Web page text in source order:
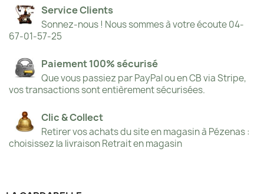
Service Clients
Sonnez-nous ! Nous sommes à votre écoute 04-
67-01-57-25
Paiement 100% sécurisé
Que vous passiez par PayPal ou en CB via Stripe,
vos transactions sont entièrement sécurisées.
Clic & Collect
Retirer vos achats du site en magasin à Pézenas :
choisissez la livraison Retrait en magasin